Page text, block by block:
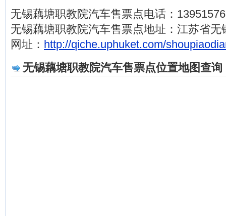
无锡藕塘职教院汽车售票点电话：
无锡藕塘职教院汽车售票点地址：江苏省无
网址： http://qiche.uphuket.com/
无锡藕塘职教院汽车售票点位置地图查询